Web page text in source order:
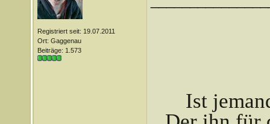
Registriert seit: 19.07.2011
Ort: Gaggenau
Beiträge: 1.573
Ist